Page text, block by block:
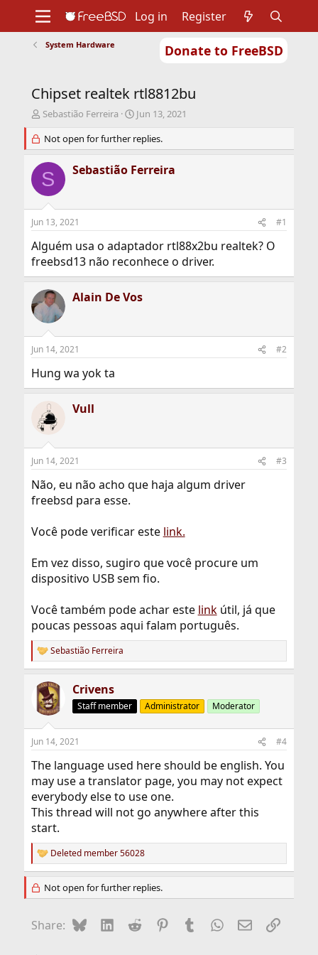
Donate to FreeBSD
Support
Foundation
Log in Register
System Hardware
Chipset realtek rtl8812bu
T
r
e
a
d
s
r
t
e
r
Sebastião Ferreira
S
a
r
t
d
Jun 13, 2021
Not open for further replies.
S Sebastião Ferreira
Jun 13, 2021 #1
Alguém usa o adaptador rtl88x2bu realtek? O
freebsd13 não reconhece o driver.
Alain De Vos
Jun 14, 2021 #2
Hung wa yok ta
Vull
Jun 14, 2021 #3
Não, eu não acho que haja algum driver
freebsd para esse.
Você pode verificar este link.
Em vez disso, sugiro que você procure um
dispositivo USB sem fio.
Você também pode achar este linkútil, já que
poucas pessoas aqui falam português.
R
e
c
t
i
s
Sebastião Ferreira
Crivens
Staff member Administrator Moderator
Jun 14, 2021 #4
The language used here should be english. You
may use a translator page, you may not expect
everybody else to use one.
This thread will not go anywhere after this
start.
R
e
a
c
o
Deleted member 56028
Not open for further replies.
Share: BlueskyLinkedIn
Reddit Pinterest
Tumblr WhatsApp
EmailLink